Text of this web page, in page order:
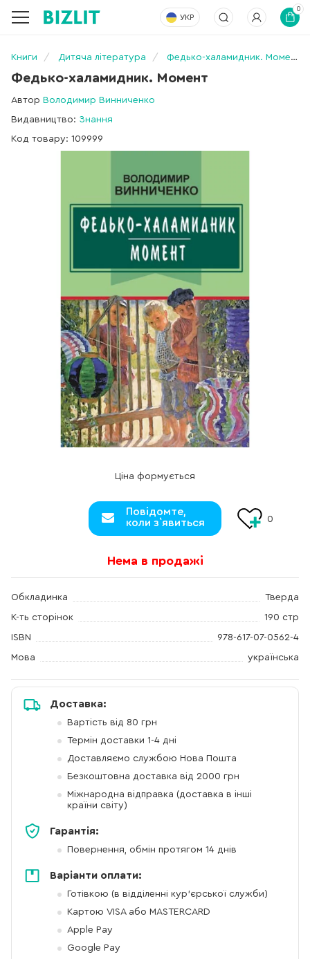
УКР
0
Книги Дитяча література Федько-халамидник. Момент
Федько-халамидник. Момент
Автор Володимир Винниченко
Видавництво: Знання
Код товару: 109999
Ціна формується
Повідомте,
коли з`явиться
0
Нема в продажі
Обкладинка Тверда
К-ть сторінок 190 стр
ISBN 978-617-07-0562-4
Мова українська
Доставка:
Вартість від 80 грн
Термін доставки 1-4 дні
Доставляємо службою Нова Пошта
Безкоштовна доставка від 2000 грн
Міжнародна відправка (доставка в інші
країни світу)
Гарантія:
Повернення, обмін протягом 14 днів
Варіанти оплати:
Готівкою (в відділенні кур'єрської служби)
Картою VISA або MASTERCARD
Apple Pay
Google Pay